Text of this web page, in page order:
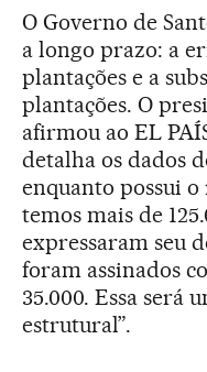
O Governo de
a longo prazo: a
plantações e a
plantações. O
afirmou ao EL
detalha os dados
enquanto possui o
temos mais de
expressaram seu
foram assinados
35.000. Essa será
estrutural”.